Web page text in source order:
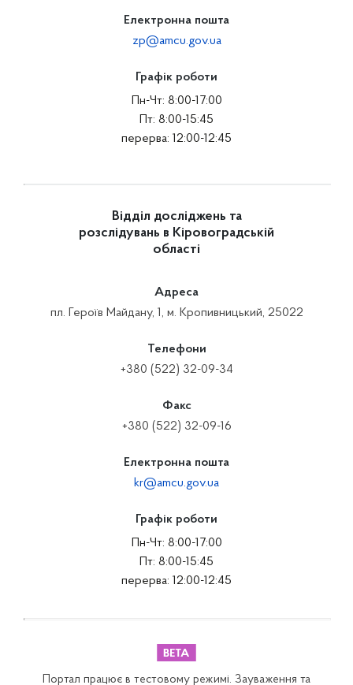
Електронна пошта
zp@amcu.gov.ua
Графік роботи
Пн-Чт: 8:00-17:00
Пт: 8:00-15:45
перерва: 12:00-12:45
Відділ досліджень та
розслідувань в Кіровоградській
області
Адреса
пл. Героїв Майдану, 1, м. Кропивницький, 25022
Телефони
+380 (522) 32-09-34
Факс
+380 (522) 32-09-16
Електронна пошта
kr@amcu.gov.ua
Графік роботи
Пн-Чт: 8:00-17:00
Пт: 8:00-15:45
перерва: 12:00-12:45
Портал працює в тестовому режимі. Зауваження та